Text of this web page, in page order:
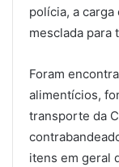
polícia, a carga
mesclada para
Foram
alimentícios,
transporte da
itens em geral